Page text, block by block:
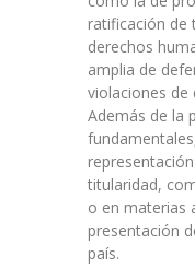
ratificación de
derechos
amplia de
violaciones de
Además de la
titularidad,
o en materias
presentación
país.